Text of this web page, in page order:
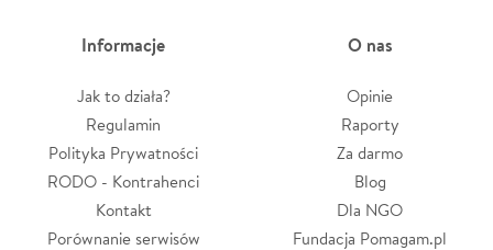
Informacje
Jak to działa?
Regulamin
Polityka Prywatności
RODO - Kontrahenci
Kontakt
Porównanie serwisów
O nas
Opinie
Raporty
Za darmo
Blog
Dla NGO
Fundacja Pomagam.pl